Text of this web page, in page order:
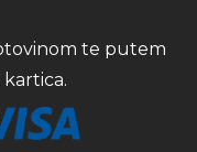
te putem